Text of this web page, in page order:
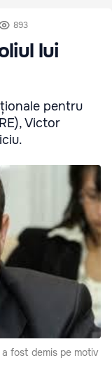
893
lui
pentru
Victor
fost demis pe motiv